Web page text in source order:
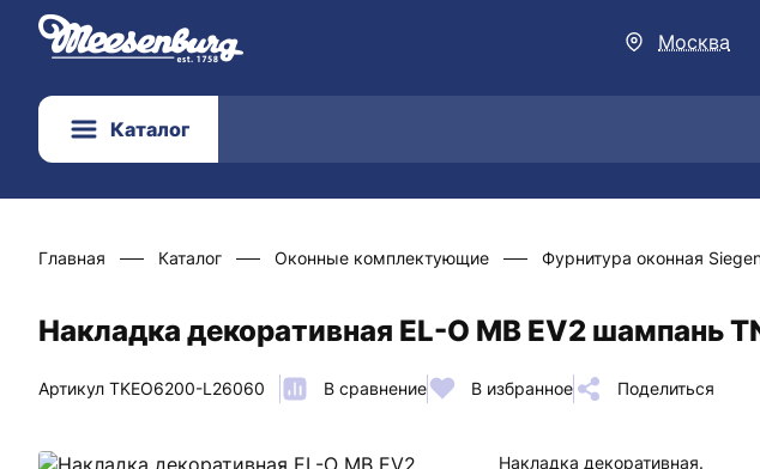
Москва
Каталог
Главная Каталог Оконные комплектующие Фурнитура оконная
Накладка декоративная EL-O MB EV2 шампань
Артикул TKEO6200-L26060 В сравнение В избранное Поделиться
Накладка декоративная.